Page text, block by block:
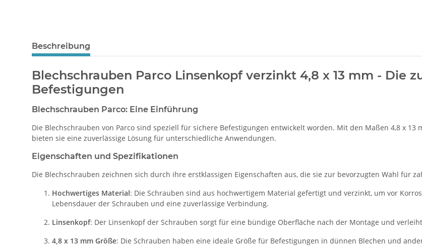
Beschreibung
Blechschrauben Parco Linsenkopf verzinkt 4,8 x 13 mm - Die
Befestigungen
Blechschrauben Parco: Eine Einführung
Die Blechschrauben von Parco sind speziell für sichere Befestigungen entwickelt worden. Mit den Maßen 4,8 x
bieten sie eine zuverlässige Lösung für unterschiedliche Anwendungen.
Eigenschaften und Spezifikationen
Die Blechschrauben zeichnen sich durch ihre erstklassigen Eigenschaften aus, die sie zur bevorzugten Wahl für
Hochwertiges Material: Die Schrauben sind aus hochwertigem Material gefertigt und verzinkt, um vor
Lebensdauer der Schrauben und eine zuverlässige Verbindung.
Linsenkopf: Der Linsenkopf der Schrauben sorgt für eine bündige Oberfläche nach der Montage und
4,8 x 13 mm Größe: Die Schrauben haben eine ideale Größe für Befestigungen in dünnen Blechen und